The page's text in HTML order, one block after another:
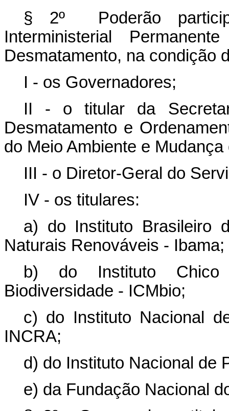
§ 2º Poderão
Interministerial
Desmatamento, na condição
I - os Governadores;
II - o titular da
Desmatamento e
do Meio Ambiente e Mudança
III - o Diretor-Geral do
IV - os titulares:
a) do Instituto Brasileiro
Naturais Renováveis - Ibama;
b) do Instituto Chico
Biodiversidade - ICMbio;
c) do Instituto Nacional
INCRA;
d) do Instituto Nacional de
e) da Fundação Nacional